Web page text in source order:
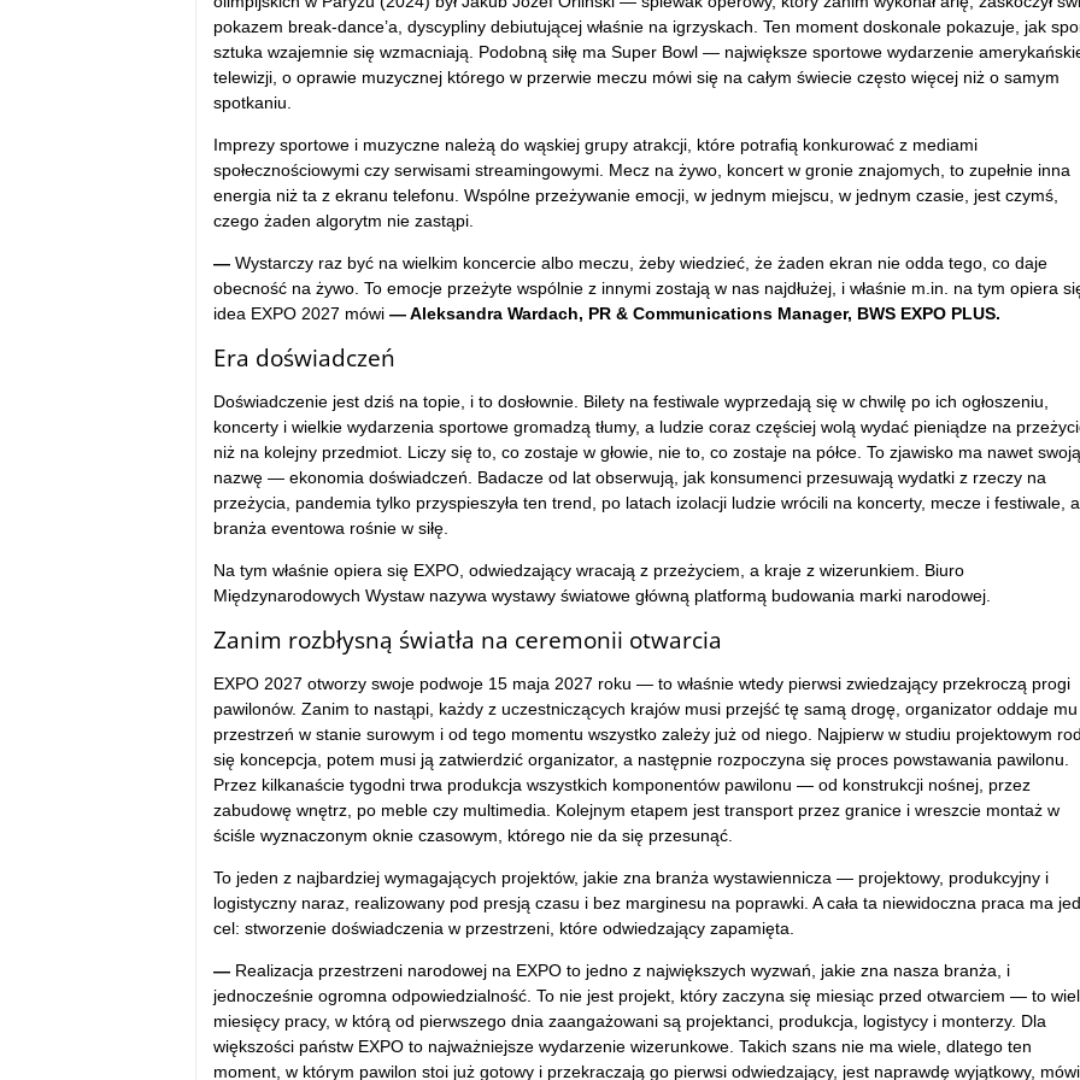
pokazem break-dance’a, dyscypliny debiutującej właśnie na igrzyskach. Ten moment doskonale pokazuje, jak
sztuka wzajemnie się wzmacniają. Podobną siłę ma Super Bowl — największe sportowe wydarzenie
telewizji, o oprawie muzycznej którego w przerwie meczu mówi się na całym świecie często więcej niż o samym
spotkaniu.
Imprezy sportowe i muzyczne należą do wąskiej grupy atrakcji, które potrafią konkurować z mediami
społecznościowymi czy serwisami streamingowymi. Mecz na żywo, koncert w gronie znajomych, to zupełnie inna
energia niż ta z ekranu telefonu. Wspólne przeżywanie emocji, w jednym miejscu, w jednym czasie, jest czymś,
czego żaden algorytm nie zastąpi.
—Wystarczy raz być na wielkim koncercie albo meczu, żeby wiedzieć, że żaden ekran nie odda tego, co daje
obecność na żywo. To emocje przeżyte wspólnie z innymi zostają w nas najdłużej, i właśnie m.in. na tym opiera
idea EXPO 2027 mówi — Aleksandra Wardach, PR & Communications Manager, BWS EXPO PLUS.
Era doświadczeń
Doświadczenie jest dziś na topie, i to dosłownie. Bilety na festiwale wyprzedają się w chwilę po ich ogłoszeniu,
koncerty i wielkie wydarzenia sportowe gromadzą tłumy, a ludzie coraz częściej wolą wydać pieniądze na
niż na kolejny przedmiot. Liczy się to, co zostaje w głowie, nie to, co zostaje na półce. To zjawisko ma nawet swoją
nazwę — ekonomia doświadczeń. Badacze od lat obserwują, jak konsumenci przesuwają wydatki z rzeczy na
przeżycia, pandemia tylko przyspieszyła ten trend, po latach izolacji ludzie wrócili na koncerty, mecze i festiwale, a
branża eventowa rośnie w siłę.
Na tym właśnie opiera się EXPO, odwiedzający wracają z przeżyciem, a kraje z wizerunkiem. Biuro
Międzynarodowych Wystaw nazywa wystawy światowe główną platformą budowania marki narodowej.
Zanim rozbłysną światła na ceremonii otwarcia
EXPO 2027 otworzy swoje podwoje 15 maja 2027 roku — to właśnie wtedy pierwsi zwiedzający przekroczą progi
pawilonów. Zanim to nastąpi, każdy z uczestniczących krajów musi przejść tę samą drogę, organizator oddaje mu
przestrzeń w stanie surowym i od tego momentu wszystko zależy już od niego. Najpierw w studiu projektowym
się koncepcja, potem musi ją zatwierdzić organizator, a następnie rozpoczyna się proces powstawania pawilonu.
Przez kilkanaście tygodni trwa produkcja wszystkich komponentów pawilonu — od konstrukcji nośnej, przez
zabudowę wnętrz, po meble czy multimedia. Kolejnym etapem jest transport przez granice i wreszcie montaż w
ściśle wyznaczonym oknie czasowym, którego nie da się przesunąć.
To jeden z najbardziej wymagających projektów, jakie zna branża wystawiennicza — projektowy, produkcyjny i
logistyczny naraz, realizowany pod presją czasu i bez marginesu na poprawki. A cała ta niewidoczna praca ma
cel: stworzenie doświadczenia w przestrzeni, które odwiedzający zapamięta.
— Realizacja przestrzeni narodowej na EXPO to jedno z największych wyzwań, jakie zna nasza branża, i
jednocześnie ogromna odpowiedzialność. To nie jest projekt, który zaczyna się miesiąc przed otwarciem — to
miesięcy pracy, w którą od pierwszego dnia zaangażowani są projektanci, produkcja, logistycy i monterzy. Dla
większości państw EXPO to najważniejsze wydarzenie wizerunkowe. Takich szans nie ma wiele, dlatego ten
moment, w którym pawilon stoi już gotowy i przekraczają go pierwsi odwiedzający, jest naprawdę wyjątkowy, mówi